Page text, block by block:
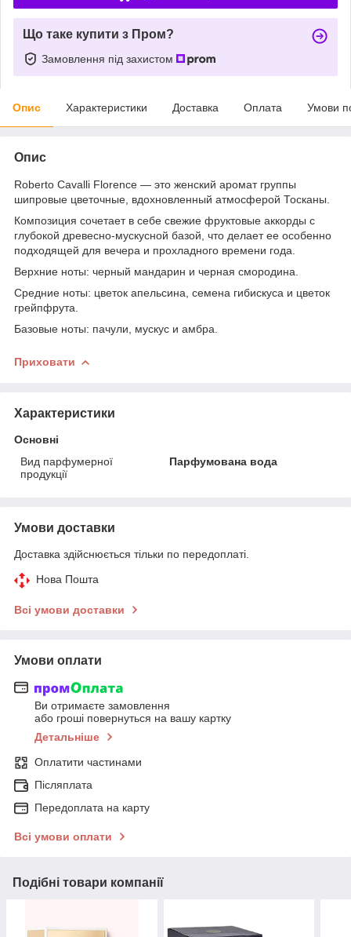
Що таке купити з Пром?
Замовлення під захистом
Опис Характеристики Доставка Оплата Умови
Опис
Roberto Cavalli Florence — это женский аромат группы
шипровые цветочные, вдохновленный атмосферой Тосканы.
Композиция сочетает в себе свежие фруктовые аккорды с
глубокой древесно-мускусной базой, что делает ее особенно
подходящей для вечера и прохладного времени года.
Верхние ноты: черный мандарин и черная смородина.
Средние ноты: цветок апельсина, семена гибискуса и цветок
грейпфрута.
Базовые ноты: пачули, мускус и амбра.
Приховати
Характеристики
Основні
Вид парфумерної
продукції
Парфумована вода
Умови доставки
Доставка здійснюється тільки по передоплаті.
Нова Пошта
Всі умови доставки
Умови оплати
Ви отримаєте замовлення
або гроші повернуться на вашу картку
Детальніше
Оплатити частинами
Післяплата
Передоплата на карту
Всі умови оплати
Подібні товари компанії